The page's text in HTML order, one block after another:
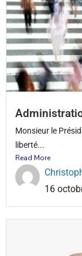
Monsieur le
liberté...
Read More
16